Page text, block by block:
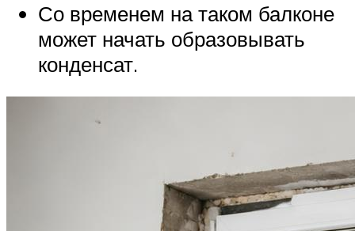
Со временем на таком балконе
может начать образовывать
конденсат.